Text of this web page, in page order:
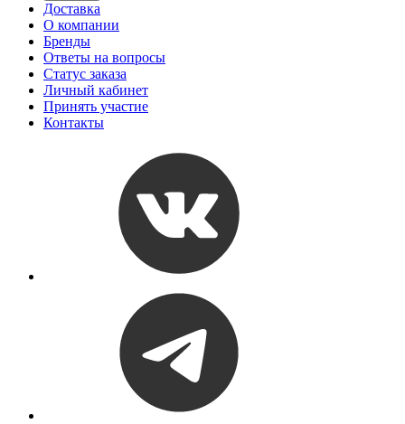
Доставка
О компании
Бренды
Ответы на вопросы
Статус заказа
Личный кабинет
Принять участие
Контакты